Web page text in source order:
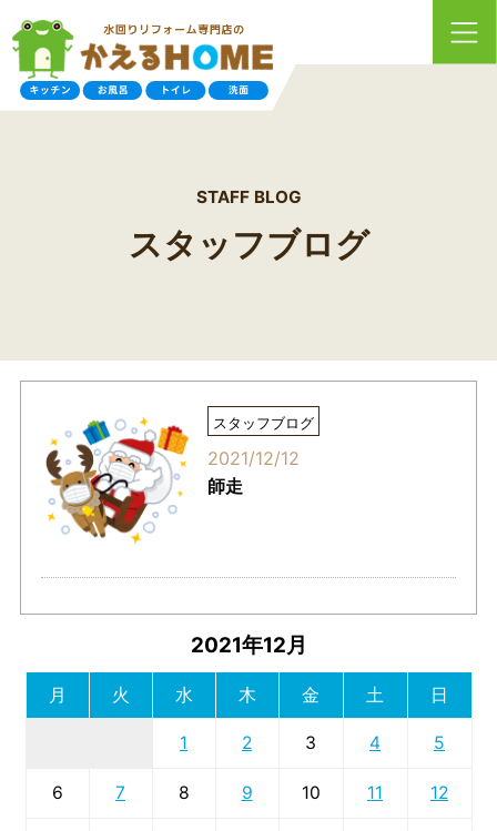
STAFF BLOG
スタッフブログ
スタッフブログ
2021/12/12
師走
2021年12月
月 火 水 木 金 土 日
1 2 3 4 5
6 7 8 9 10 11 12